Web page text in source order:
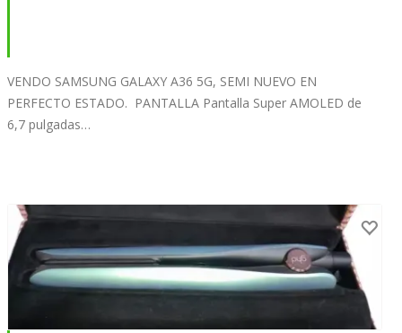
VENDO SAMSUNG GALAXY A36 5G, SEMI NUEVO EN
PERFECTO ESTADO. PANTALLA Pantalla Super AMOLED de
6,7 pulgadas…